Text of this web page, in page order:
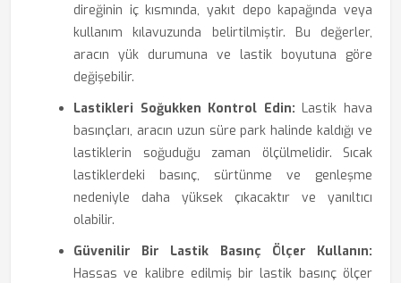
direğinin iç kısmında, yakıt depo kapağında veya
kullanım kılavuzunda belirtilmiştir. Bu değerler,
aracın yük durumuna ve lastik boyutuna göre
değişebilir.
Lastikleri Soğukken Kontrol Edin: Lastik hava
basınçları, aracın uzun süre park halinde kaldığı ve
lastiklerin soğuduğu zaman ölçülmelidir. Sıcak
lastiklerdeki basınç, sürtünme ve genleşme
nedeniyle daha yüksek çıkacaktır ve yanıltıcı
olabilir.
Güvenilir Bir Lastik Basınç Ölçer Kullanın:
Hassas ve kalibre edilmiş bir lastik basınç ölçer